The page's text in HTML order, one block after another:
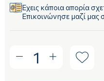
Έχεις κάποια απορία
Επικοινώνησε μαζί μας
1